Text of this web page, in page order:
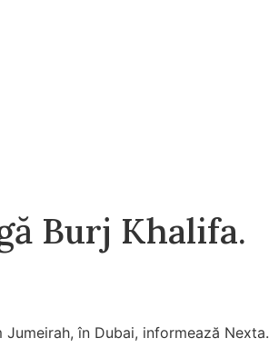
Burj Khalifa.
în Dubai, informează Nexta.